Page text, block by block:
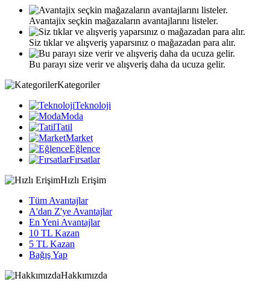
Avantajix seçkin mağazaların avantajlarını listeler.
Siz tıklar ve alışveriş yaparsınız o mağazadan para alır.
Bu parayı size verir ve alışveriş daha da ucuza gelir.
Kategoriler
Teknoloji
Moda
Tatil
Market
Eğlence
Fırsatlar
Hızlı Erişim
Tüm Avantajlar
A'dan Z'ye Avantajlar
En Yeni Avantajlar
10 TL Kazan
5 TL Kazan
Bağış Yap
Hakkımızda